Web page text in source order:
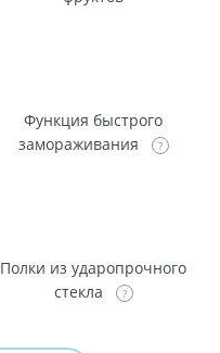
Функция быстрого
замораживания
Полки из ударопрочного
стекла